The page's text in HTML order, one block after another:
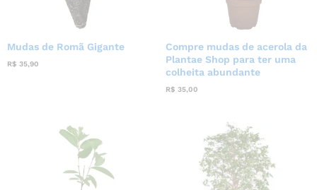
Mudas de Romã Gigante
R$ 35,90
Compre mudas de acerola da
Plantae Shop para ter uma
colheita abundante
R$ 35,00